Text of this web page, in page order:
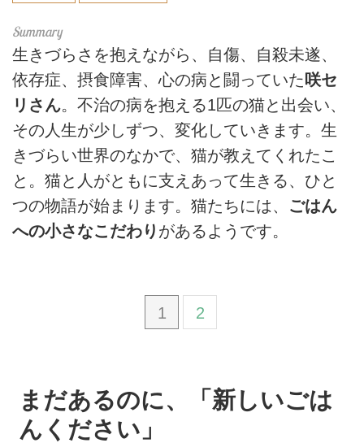
生きづらさを抱えながら、自傷、自殺未遂、
依存症、摂食障害、心の病と闘っていた 咲セ
リさん。不治の病を抱える1匹の猫と出会い、
その人生が少しずつ、変化していきます。生
きづらい世界のなかで、猫が教えてくれたこ
と。猫と人がともに支えあって生きる、ひと
つの物語が始まります。猫たちには、 ごはん
への小さなこだわり があるようです。
1 2
まだあるのに、「新しいごは
んください」